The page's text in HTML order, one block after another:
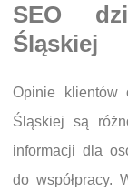
SEO
Śląskiej
Opinie klientów
Śląskiej są
informacji dla
do współpracy.